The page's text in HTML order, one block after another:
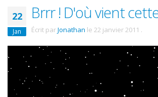
22
Jan
Brrr ! D'où vient
Écrit parJonathan le 22 janvier 2011 .